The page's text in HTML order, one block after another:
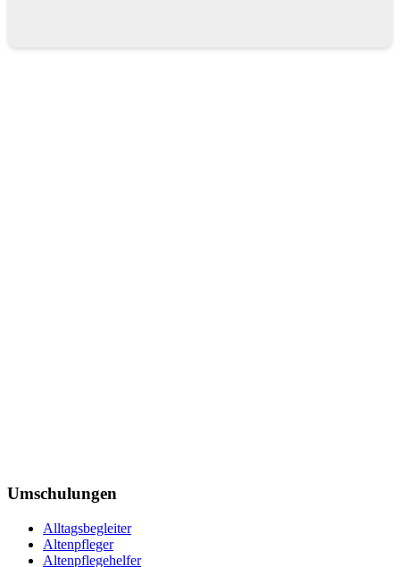
Umschulungen
Alltagsbegleiter
Altenpfleger
Altenpflegehelfer